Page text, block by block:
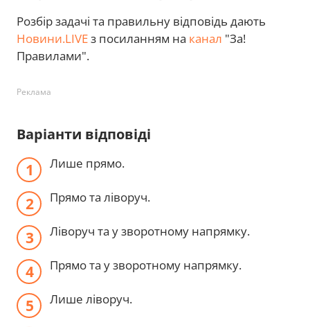
Розбір задачі та правильну відповідь дають
Новини.LIVEз посиланням на канал "За!
Правилами".
Реклама
Варіанти відповіді
Лише прямо.
Прямо та ліворуч.
Ліворуч та у зворотному напрямку.
Прямо та у зворотному напрямку.
Лише ліворуч.